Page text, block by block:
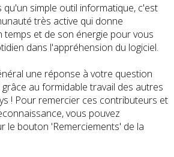
qu'un simple outil informatique, c'est
très active qui donne
temps et de son énergie pour vous
dans l'appréhension du logiciel.
une réponse à votre question
au formidable travail des autres
! Pour remercier ces contributeurs et
vous pouvez
le bouton 'Remerciements' de la